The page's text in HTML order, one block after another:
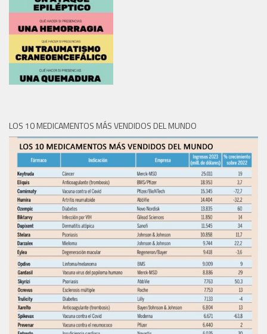
LOS 10 MEDICAMENTOS MÁS VENDIDOS DEL MUNDO